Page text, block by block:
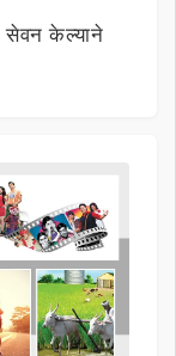
केल्याने